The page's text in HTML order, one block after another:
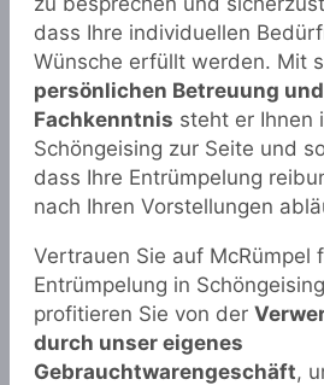
dass Ihre individuellen
Wünsche erfüllt werden. Mit
persönlichen Betreuung und
Fachkenntnis steht er Ihnen
Schöngeising zur Seite und
dass Ihre Entrümpelung
nach Ihren Vorstellungen
Vertrauen Sie auf McRümpel
Entrümpelung in
profitieren Sie von der
durch unser eigenes
Gebrauchtwarengeschäft,